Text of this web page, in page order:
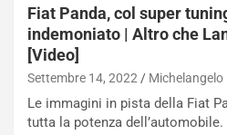
Fiat Panda, col super
indemoniato | Altro che
[Video]
Settembre 14, 2022 Michelangelo
Le immagini in pista della Fiat
tutta la potenza
P
u
g
n
u
n
a
a
S
e